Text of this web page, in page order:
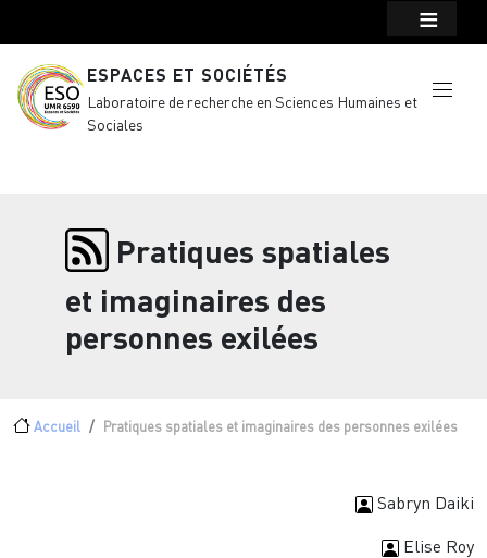
ESPACES ET SOCIÉTÉS
Laboratoire de recherche en Sciences Humaines et
Sociales
Pratiques spatiales
et imaginaires des
personnes exilées
Fil d'Ariane
Accueil Pratiques spatiales et imaginaires des personnes exilées
Sabryn Daiki
Elise Roy